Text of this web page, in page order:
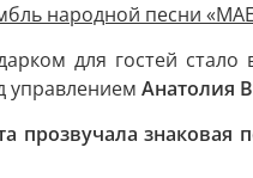
народной песни
для гостей стало
управлением Анатолия
прозвучала знаковая